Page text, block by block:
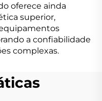
oferece ainda
superior,
a confiabilidade
complexas.